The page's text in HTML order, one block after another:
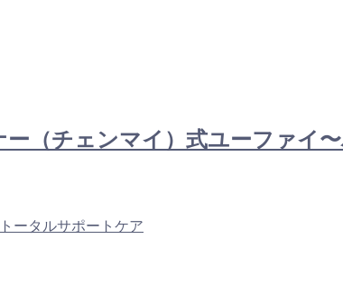
ー（チェンマイ）式ユーファイ
ータルサポートケア